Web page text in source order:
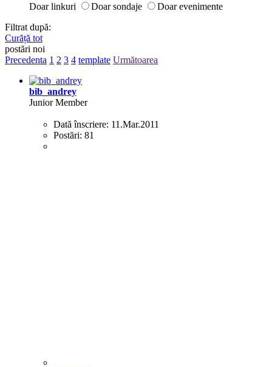
Doar linkuri
Doar sondaje
Doar evenimente
Filtrat după:
Curăță tot
postări noi
Precedenta 1 2 3 4 template Următoarea
bib_andrey
Junior Member
Dată înscriere: 11.Mar.2011
Postări: 81